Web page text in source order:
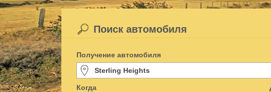
Поиск автомобиля
Получение автомобиля
Когда